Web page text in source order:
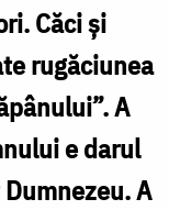
Căci și
rugăciunea
A
e darul
A